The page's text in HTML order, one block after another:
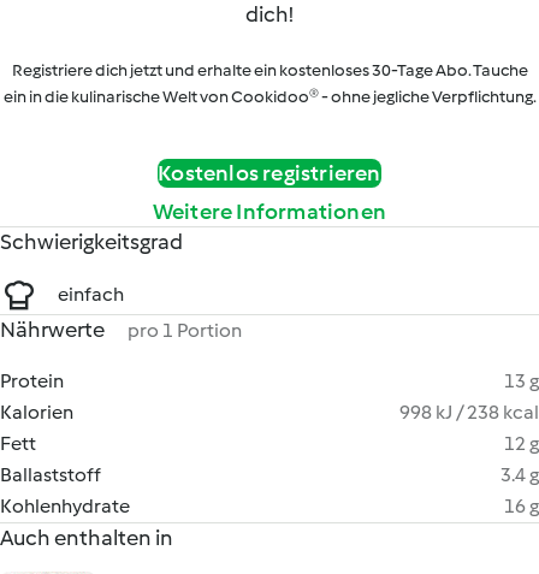
dich!
Registriere dich jetzt und erhalte ein kostenloses 30-Tage Abo. Tauche
ein in die kulinarische Welt von Cookidoo® - ohne jegliche Verpflichtung.
Kostenlos registrieren
Weitere Informationen
Schwierigkeitsgrad
einfach
Nährwerte pro 1 Portion
Protein
13 g
Kalorien
998 kJ / 238 kcal
Fett
12 g
Ballaststoff
3.4 g
Kohlenhydrate
16 g
Auch enthalten in